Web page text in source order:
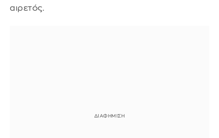
αιρετός.